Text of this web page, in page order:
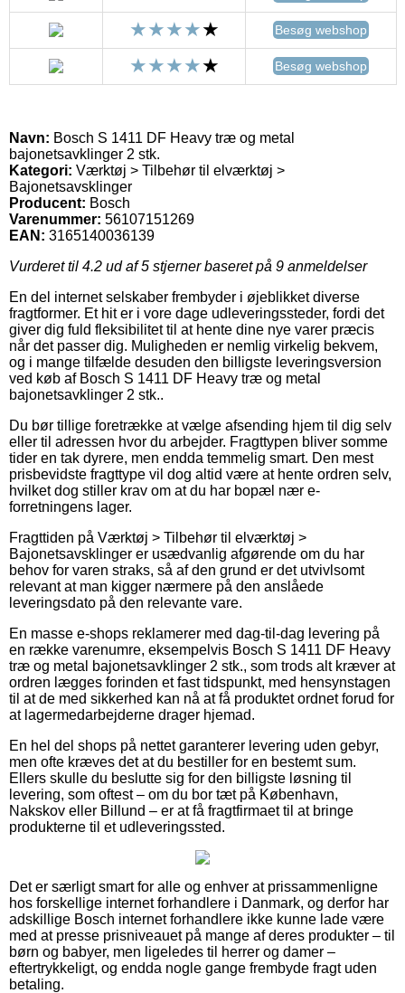
Besøg webshop
Besøg webshop
Navn: Bosch S 1411 DF Heavy træ og metal
bajonetsavklinger 2 stk.
Kategori: Værktøj > Tilbehør til elværktøj >
Bajonetsavsklinger
Producent: Bosch
Varenummer: 56107151269
EAN: 3165140036139
Vurderet til 4.2 ud af 5 stjerner baseret på 9 anmeldelser
En del internet selskaber frembyder i øjeblikket diverse
fragtformer. Et hit er i vore dage udleveringssteder, fordi det
giver dig fuld fleksibilitet til at hente dine nye varer præcis
når det passer dig. Muligheden er nemlig virkelig bekvem,
og i mange tilfælde desuden den billigste leveringsversion
ved køb af Bosch S 1411 DF Heavy træ og metal
bajonetsavklinger 2 stk..
Du bør tillige foretrække at vælge afsending hjem til dig selv
eller til adressen hvor du arbejder. Fragttypen bliver somme
tider en tak dyrere, men endda temmelig smart. Den mest
prisbevidste fragttype vil dog altid være at hente ordren selv,
hvilket dog stiller krav om at du har bopæl nær e-
forretningens lager.
Fragttiden på Værktøj > Tilbehør til elværktøj >
Bajonetsavsklinger er usædvanlig afgørende om du har
behov for varen straks, så af den grund er det utvivlsomt
relevant at man kigger nærmere på den anslåede
leveringsdato på den relevante vare.
En masse e-shops reklamerer med dag-til-dag levering på
en række varenumre, eksempelvis Bosch S 1411 DF Heavy
træ og metal bajonetsavklinger 2 stk., som trods alt kræver at
ordren lægges forinden et fast tidspunkt, med hensynstagen
til at de med sikkerhed kan nå at få produktet ordnet forud for
at lagermedarbejderne drager hjemad.
En hel del shops på nettet garanterer levering uden gebyr,
men ofte kræves det at du bestiller for en bestemt sum.
Ellers skulle du beslutte sig for den billigste løsning til
levering, som oftest – om du bor tæt på København,
Nakskov eller Billund – er at få fragtfirmaet til at bringe
produkterne til et udleveringssted.
Det er særligt smart for alle og enhver at prissammenligne
hos forskellige internet forhandlere i Danmark, og derfor har
adskillige Bosch internet forhandlere ikke kunne lade være
med at presse prisniveauet på mange af deres produkter – til
børn og babyer, men ligeledes til herrer og damer –
eftertrykkeligt, og endda nogle gange frembyde fragt uden
betaling.